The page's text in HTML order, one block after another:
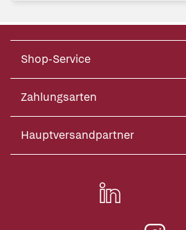
Shop-Service
Zahlungsarten
Hauptversandpartner